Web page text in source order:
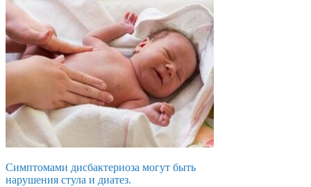
Симптомами дисбактериоза могут быть
нарушения стула и диатез.